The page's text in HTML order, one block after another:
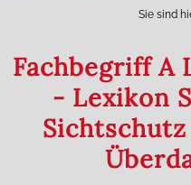
Sie sind
Fachbegriff A
- Lexikon